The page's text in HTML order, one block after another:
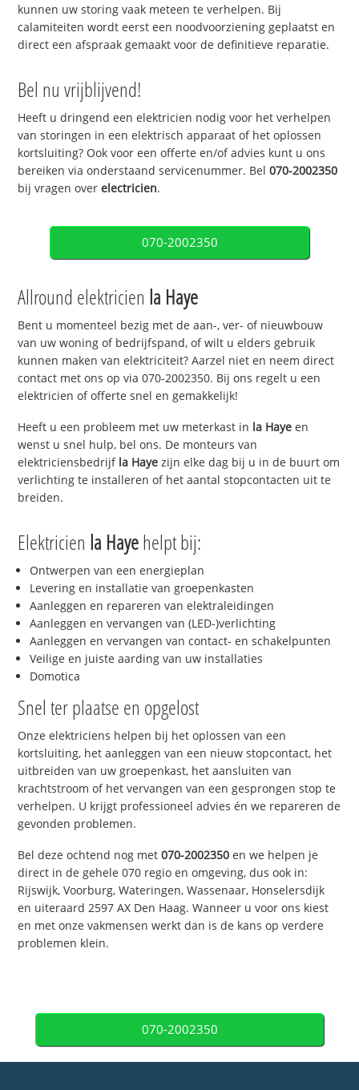
kunnen uw storing vaak meteen te verhelpen. Bij
calamiteiten wordt eerst een noodvoorziening geplaatst en
direct een afspraak gemaakt voor de definitieve reparatie.
Bel nu vrijblijvend!
Heeft u dringend een elektricien nodig voor het verhelpen
van storingen in een elektrisch apparaat of het oplossen
kortsluiting? Ook voor een offerte en/of advies kunt u ons
bereiken via onderstaand servicenummer. Bel070-2002350
bij vragen overelectricien.
070-2002350
Allround elektricien la Haye
Bent u momenteel bezig met de aan-, ver- of nieuwbouw
van uw woning of bedrijfspand, of wilt u elders gebruik
kunnen maken van elektriciteit? Aarzel niet en neem direct
contact met ons op via 070-2002350. Bij ons regelt u een
elektricien of offerte snel en gemakkelijk!
Heeft u een probleem met uw meterkast in la Haye en
wenst u snel hulp, bel ons. De monteurs van
elektriciensbedrijf la Haye zijn elke dag bij u in de buurt om
verlichting te installeren of het aantal stopcontacten uit te
breiden.
Elektricien la Hayehelpt bij:
Ontwerpen van een energieplan
Levering en installatie van groepenkasten
Aanleggen en repareren van elektraleidingen
Aanleggen en vervangen van (LED-)verlichting
Aanleggen en vervangen van contact- en schakelpunten
Veilige en juiste aarding van uw installaties
Domotica
Snel ter plaatse en opgelost
Onze elektriciens helpen bij het oplossen van een
kortsluiting, het aanleggen van een nieuw stopcontact, het
uitbreiden van uw groepenkast, het aansluiten van
krachtstroom of het vervangen van een gesprongen stop te
verhelpen. U krijgt professioneel advies én we repareren de
gevonden problemen.
Bel deze ochtend nog met070-2002350 en we helpen je
direct in de gehele 070 regio en omgeving, dus ook in:
Rijswijk, Voorburg, Wateringen, Wassenaar, Honselersdijk
en uiteraard 2597 AX Den Haag. Wanneer u voor ons kiest
en met onze vakmensen werkt dan is de kans op verdere
problemen klein.
070-2002350